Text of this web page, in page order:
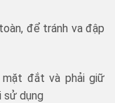
để tránh va đập
mặt đắt và phải giữ
sử dụng